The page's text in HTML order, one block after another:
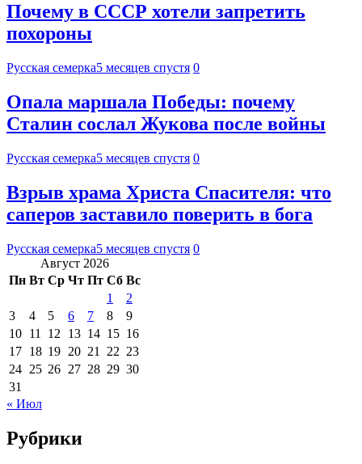
Почему в СССР хотели запретить
похороны
Русская семерка5 месяцев спустя 0
Опала маршала Победы: почему
Сталин сослал Жукова после войны
Русская семерка5 месяцев спустя 0
Взрыв храма Христа Спасителя: что
саперов заставило поверить в бога
Русская семерка5 месяцев спустя 0
Август 2026
Пн Вт Ср Чт Пт Сб Вс
1
2
3
4 5 6 7 8
9
10 11 12 13 14 15 16
17 18 19 20 21 22 23
24 25 26 27 28 29 30
31
« Июл
Рубрики